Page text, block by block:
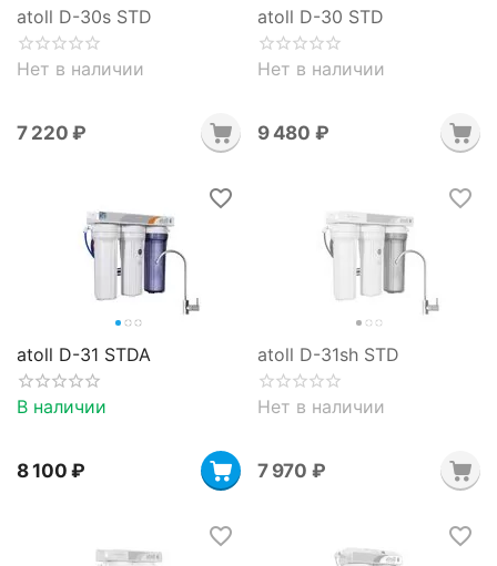
atoll D-30s STD
Нет в наличии
7 220 ₽
atoll D-30 STD
Нет в наличии
9 480 ₽
atoll D-31 STDA
В наличии
8 100 ₽
atoll D-31sh STD
Нет в наличии
7 970 ₽